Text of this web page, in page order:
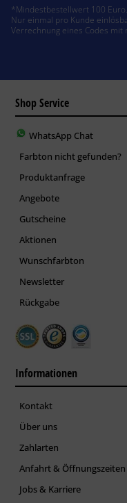
*Mindestbestellwert 100
Nur einmal pro Kunde
Verrechnung eines Codes
Shop Service
WhatsApp Chat
Farbton nicht gefunden?
Produktanfrage
Angebote
Gutscheine
Aktionen
Wunschfarbton
Newsletter
Rückgabe
Informationen
Kontakt
Über uns
Zahlarten
Anfahrt & Öffnungszeiten
Jobs & Karriere